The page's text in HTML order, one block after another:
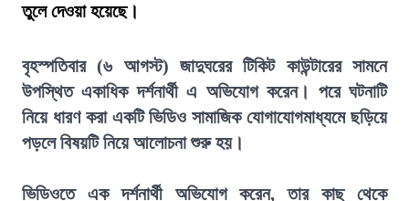
তুলে দেওয়া হয়েছে।
বৃহস্পতিবার (৬ আগস্ট) জাদুঘরের টিকিট কাউন্টারের সামনে
উপস্থিত একাধিক দর্শনার্থী এ অভিযোগ করেন। পরে ঘটনাটি
নিয়ে ধারণ করা একটি ভিডিও সামাজিক যোগাযোগমাধ্যমে ছড়িয়ে
পড়লে বিষয়টি নিয়ে আলোচনা শুরু হয়।
ভিডিওতে এক দর্শনার্থী অভিযোগ করেন, তার কাছ থেকে